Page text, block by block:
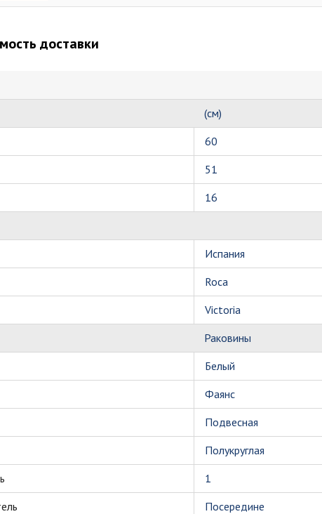
доставки
(см)
60
51
16
Испания
Roca
Victoria
Раковины
Белый
Фаянс
Подвесная
Полукруглая
1
Посередине